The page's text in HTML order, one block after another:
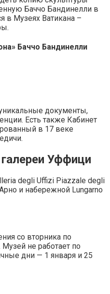
Баччо Бандинелли в
в Музеях Ватикана –
Баччо Бандинелли
документы,
Есть также Кабинет
в 17 веке
Уффици
degli Uffizi Piazzale degli
и набережной Lungarno
со вторника по
не работает по
дни — 1 января и 25